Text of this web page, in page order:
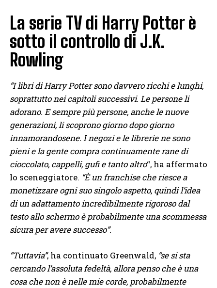
La serie TV di Harry Potter è
sotto il controllo di J.K.
Rowling
“I libri di Harry Potter sono davvero ricchi e lunghi,
soprattutto nei capitoli successivi. Le persone li
adorano. E sempre più persone, anche le nuove
generazioni, li scoprono giorno dopo giorno
innamorandosene. I negozi e le librerie ne sono
pieni e la gente compra continuamente rane di
cioccolato, cappelli, gufi e tanto altro“, ha affermato
lo sceneggiatore. “È un franchise che riesce a
monetizzare ogni suo singolo aspetto, quindi l’idea
di un adattamento incredibilmente rigoroso dal
testo allo schermo è probabilmente una scommessa
sicura per avere successo”.
“Tuttavia”, ha continuato Greenwald, “se si sta
cercando l’assoluta fedeltà, allora penso che è una
cosa che non è nelle mie corde, probabilmente